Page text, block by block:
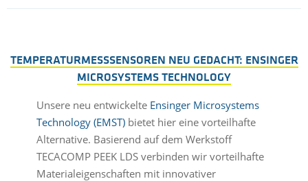
TEMPERATURMESSSENSOREN NEU GEDACHT: ENSINGER
MICROSYSTEMS TECHNOLOGY
Unsere neu entwickelte Ensinger Microsystems
Technology (EMST)bietet hier eine vorteilhafte
Alternative. Basierend auf dem Werkstoff
TECACOMP PEEK LDS verbinden wir vorteilhafte
Materialeigenschaften mit innovativer